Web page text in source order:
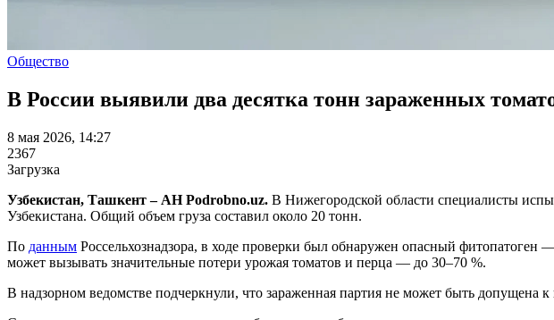
Общество
В России выявили два десятка тонн зараженных
8 мая 2026, 14:27
2367
Загрузка
Узбекистан, Ташкент – АН Podrobno.uz. В Нижегородской области специалисты
Узбекистана. Общий объем груза составил около 20 тонн.
По данным Россельхознадзора, в ходе проверки был обнаружен опасный
может вызывать значительные потери урожая томатов и перца — до 30–70 %.
В надзорном ведомстве подчеркнули, что зараженная партия не может быть допущена